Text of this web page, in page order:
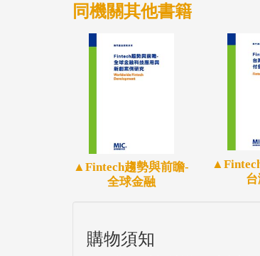
便產品為主，又因人民所得較高
宜的低階平板電腦或具有較高
上，對我國資訊產品來說，由
展，在其餘國家則可先瞄準主
加達、胡志明等大型城市，甚
太多，大型資訊商場林立，年
高，且商業需求也較發達，整體
同機關其他書籍
▲Fintech趨勢與前瞻-
全球金融
購物須知